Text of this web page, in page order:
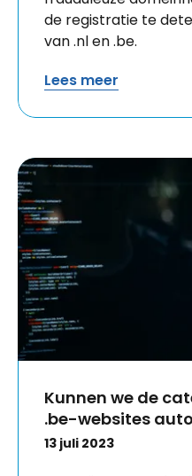
de registratie te
van .nl en .be.
Lees meer
Kunnen we de
.be-websites
13 juli 2023